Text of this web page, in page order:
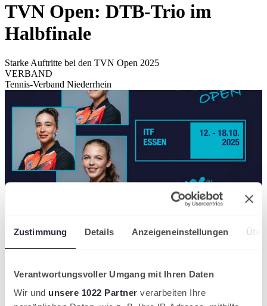
Zustimmung Details Anzeigeneinstellungen
Verantwortungsvoller Umgang mit Ihren Daten
Wir und unsere 1022 Partner verarbeiten Ihre
TVN Open: DTB-Trio im
Halbfinale
Starke Auftritte bei den TVN Open 2025
VERBAND
Tennis-Verband Niederrhein
Erfolgsgeschichte für deutsche
Halbfinale qualifizieren. Und auch im Doppel ist ein